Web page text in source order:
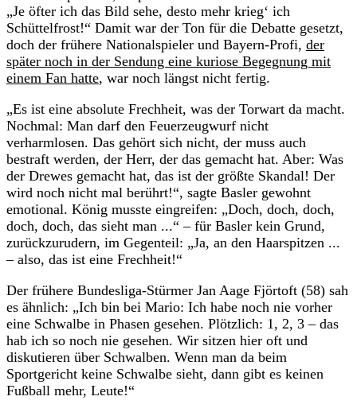
„Je öfter ich das Bild sehe, desto mehr krieg‘ ich
Schüttelfrost!“ Damit war der Ton für die Debatte gesetzt,
doch der frühere Nationalspieler und Bayern-Profi, der
später noch in der Sendung eine kuriose Begegnung mit
einem Fan hatte, war noch längst nicht fertig.
„Es ist eine absolute Frechheit, was der Torwart da macht.
Nochmal: Man darf den Feuerzeugwurf nicht
verharmlosen. Das gehört sich nicht, der muss auch
bestraft werden, der Herr, der das gemacht hat. Aber: Was
der Drewes gemacht hat, das ist der größte Skandal! Der
wird noch nicht mal berührt!“, sagte Basler gewohnt
emotional. König musste eingreifen: „Doch, doch, doch,
doch, doch, das sieht man ...“ – für Basler kein Grund,
zurückzurudern, im Gegenteil: „Ja, an den Haarspitzen ...
– also, das ist eine Frechheit!“
Der frühere Bundesliga-Stürmer Jan Aage Fjörtoft (58) sah
es ähnlich: „Ich bin bei Mario: Ich habe noch nie vorher
eine Schwalbe in Phasen gesehen. Plötzlich: 1, 2, 3 – das
hab ich so noch nie gesehen. Wir sitzen hier oft und
diskutieren über Schwalben. Wenn man da beim
Sportgericht keine Schwalbe sieht, dann gibt es keinen
Fußball mehr, Leute!“